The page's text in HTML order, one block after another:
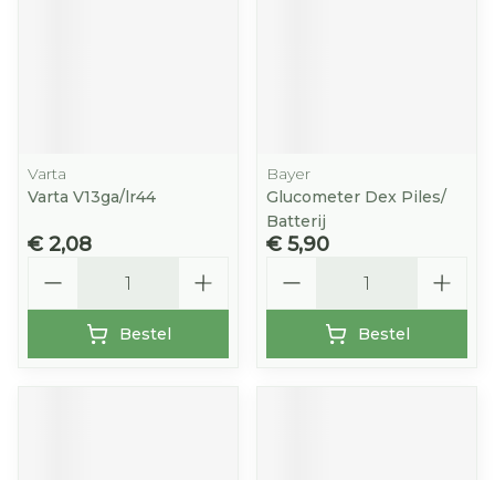
Varta
Varta V13ga/lr44
€ 2,08
Bestel
Bayer
Glucometer Dex Piles/
Batterij
€ 5,90
Bestel